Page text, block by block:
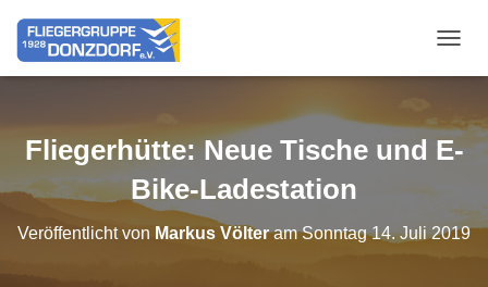
Fliegerhütte: Neue Tische und E-
Bike-Ladestation
Veröffentlicht von Markus VölteramSonntag 14. Juli 2019